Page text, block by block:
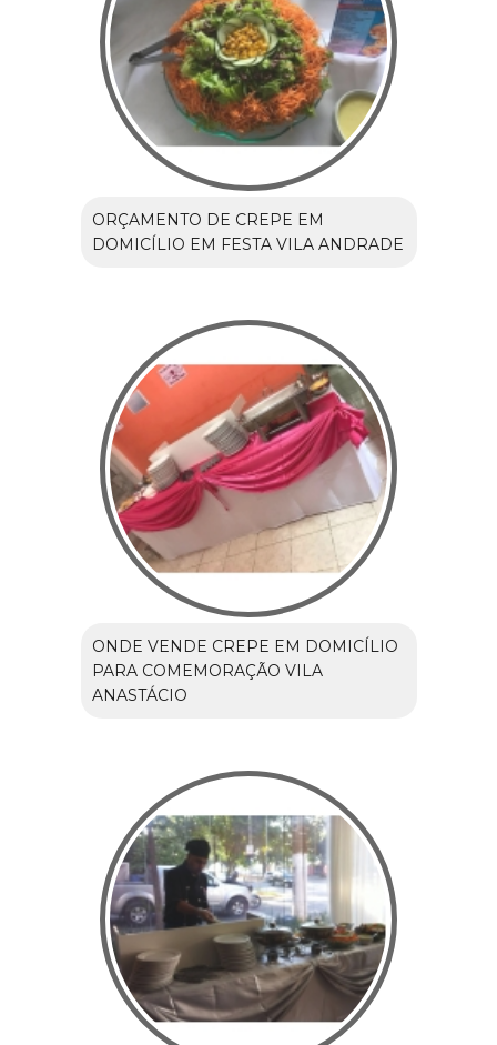
ORÇAMENTO DE CREPE EM
DOMICÍLIO EM FESTA VILA ANDRADE
ONDE VENDE CREPE EM DOMICÍLIO
PARA COMEMORAÇÃO VILA
ANASTÁCIO